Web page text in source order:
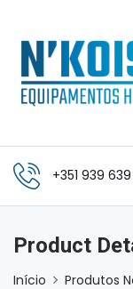
+351 939
Product
Início Produtos